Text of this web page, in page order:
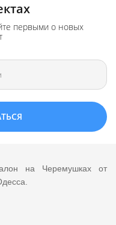
первыми о новых
на Черемушках от